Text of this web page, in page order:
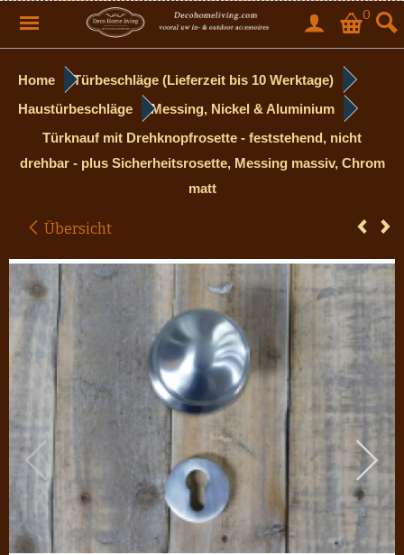
0
Home
Türbeschläge (Lieferzeit bis 10 Werktage)
Haustürbeschläge
Messing, Nickel & Aluminium
Türknauf mit Drehknopfrosette - feststehend, nicht
drehbar - plus Sicherheitsrosette, Messing massiv, Chrom
matt
Übersicht